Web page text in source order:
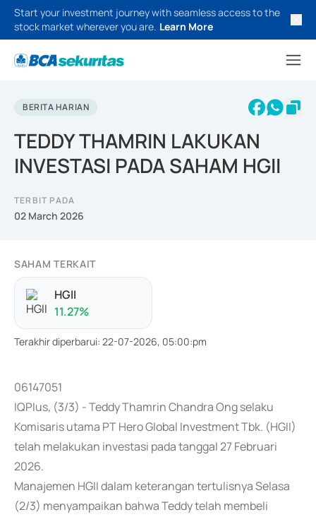
Start your investment journey with seamless access to the
stock market wherever you are. Learn More
BERITA HARIAN
TEDDY THAMRIN LAKUKAN
INVESTASI PADA SAHAM HGII
TERBIT PADA
02 March 2026
SAHAM TERKAIT
HGII
11.27%
Terakhir diperbarui: 22-07-2026, 05:00:pm
06147051
IQPlus, (3/3) - Teddy Thamrin Chandra Ong selaku
Komisaris utama PT Hero Global Investment Tbk. (HGII)
telah melakukan investasi pada tanggal 27 Februari
2026.
Manajemen HGII dalam keterangan tertulisnya Selasa
(2/3) menyampaikan bahwa Teddy telah membeli